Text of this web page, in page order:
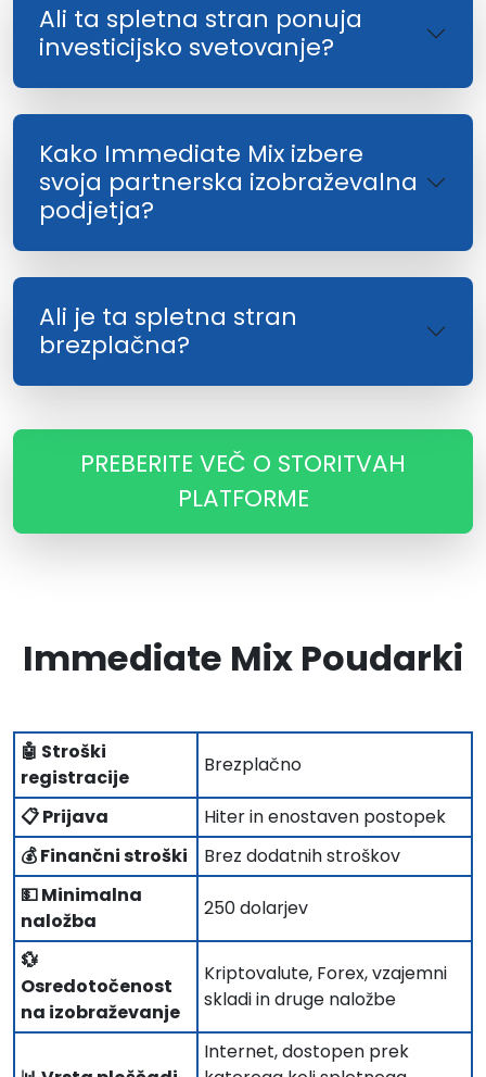
Ali ta spletna stran ponuja
investicijsko svetovanje?
Kako Immediate Mix izbere
svoja partnerska izobraževalna
podjetja?
Ali je ta spletna stran
brezplačna?
PREBERITE VEČ O STORITVAH
PLATFORME
Immediate Mix Poudarki
🤖 Stroški
registracije
Brezplačno
📋 Prijava
Hiter in enostaven postopek
💰 Finančni stroški
Brez dodatnih stroškov
💵 Minimalna
naložba
250 dolarjev
💱
Osredotočenost
na izobraževanje
Kriptovalute, Forex, vzajemni
skladi in druge naložbe
Internet, dostopen prek